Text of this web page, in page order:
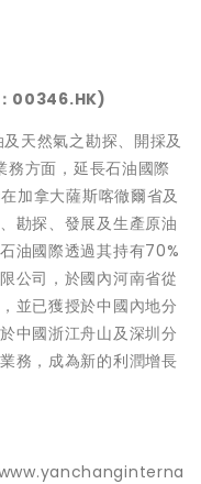
：00346.HK)
天然氣之勘探、開採及
方面，延長石油國際
加拿大薩斯喀徹爾省及
勘探、發展及生產原油
油國際透過其持有70%
公司，於國內河南省從
並已獲授於中國內地分
中國浙江舟山及深圳分
務，成為新的利潤增長